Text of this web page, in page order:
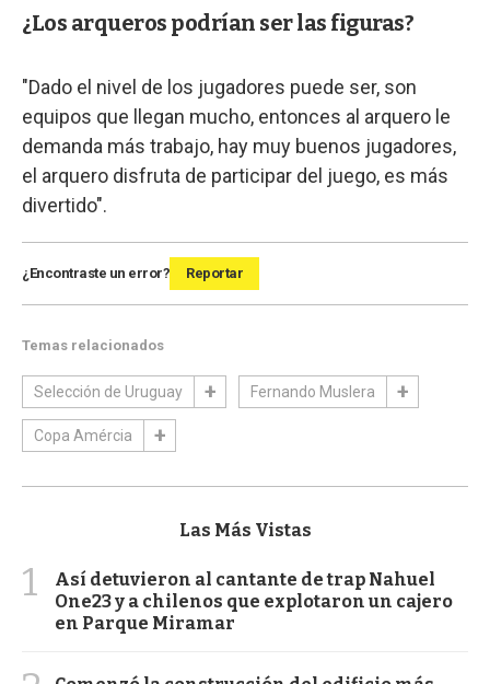
¿Los arqueros podrían ser las figuras?
"Dado el nivel de los jugadores puede ser, son
equipos que llegan mucho, entonces al arquero le
demanda más trabajo, hay muy buenos jugadores,
el arquero disfruta de participar del juego, es más
divertido".
¿Encontraste un error? Reportar
Temas relacionados
Selección de Uruguay Fernando Muslera
Copa Amércia
Las Más Vistas
1
Así detuvieron al cantante de trap Nahuel
One23 y a chilenos que explotaron un cajero
en Parque Miramar